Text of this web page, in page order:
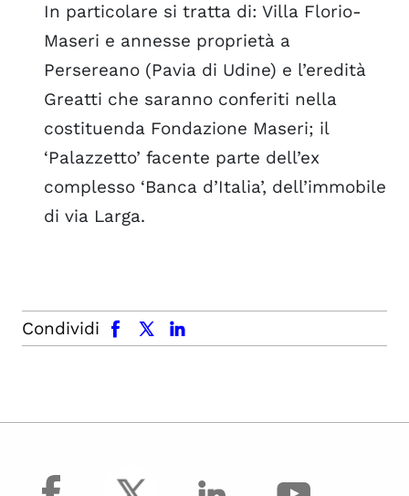
In particolare si tratta di: Villa Florio-
Maseri e annesse proprietà a
Persereano (Pavia di Udine) e l’eredità
Greatti che saranno conferiti nella
costituenda Fondazione Maseri; il
‘Palazzetto’ facente parte dell’ex
complesso ‘Banca d’Italia’, dell’immobile
di via Larga.
Condividi
facebook x.com linkedin
facebook